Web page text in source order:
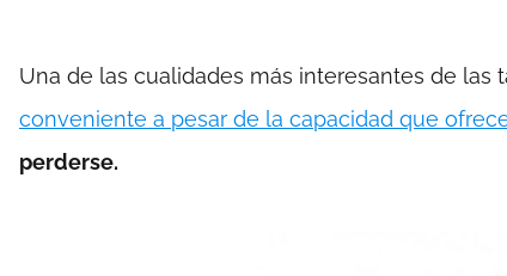
Una de las cualidades más interesantes de las
conveniente a pesar de la capacidad que
perderse.